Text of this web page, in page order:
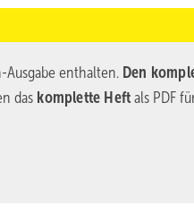
Ausgabe enthalten. Den
das komplette Heft als PDF